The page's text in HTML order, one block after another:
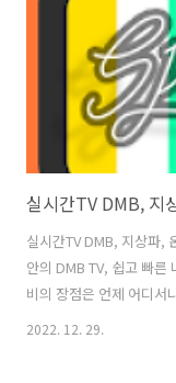
시청이 가능한 착한 티비
실시간TV DMB, 지
실시간TV DMB, 지상파,
안의 DMB TV, 쉽고 빠른
비의 장점은 언제 어디서
며, 다양한 실시간 TV 채
인터넷만 연결되어 있으
2022. 12. 29.